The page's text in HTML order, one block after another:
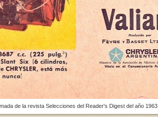
de la revista Selecciones del Reader's Digest del año 1963.